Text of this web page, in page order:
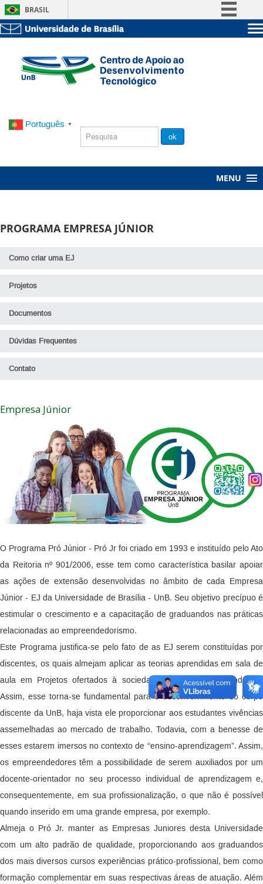
BRASIL
Participe
Acesso à informação
Unidades acadêmicas
Português ▼
Chamada
Pública
ok
MENU
PROGRAMA EMPRESA JÚNIOR
Como criar uma EJ
Projetos
Documentos
Dúvidas Frequentes
Contato
Empresa Júnior
O Programa Pró Júnior - Pró Jr foi criado em 1993 e instituído pelo Ato
da Reitoria nº 901/2006, esse tem como característica basilar apoiar
as ações de extensão desenvolvidas no âmbito de cada Empresa
Júnior - EJ da Universidade de Brasília - UnB. Seu objetivo precípuo é
estimular o crescimento e a capacitação de graduandos nas práticas
relacionadas ao empreendedorismo.
Este Programa justifica-se pelo fato de as EJ serem constituídas por
discentes, os quais almejam aplicar as teorias aprendidas em sala de
aula em Projetos ofertados à sociedade ou por ela demandados.
Assim, esse torna-se fundamental para o desenvolvimento do corpo
discente da UnB, haja vista ele proporcionar aos estudantes vivências
assemelhadas ao mercado de trabalho. Todavia, com a benesse de
esses estarem imersos no contexto de “ensino-aprendizagem”. Assim,
os empreendedores têm a possibilidade de serem auxiliados por um
docente-orientador no seu processo individual de aprendizagem e,
consequentemente, em sua profissionalização, o que não é possível
quando inserido em uma grande empresa, por exemplo.
Almeja o Pró Jr. manter as Empresas Juniores desta Universidade
com um alto padrão de qualidade, proporcionando aos graduandos
dos mais diversos cursos experiências prático-profissional, bem como
formação complementar em suas respectivas áreas de atuação. Além